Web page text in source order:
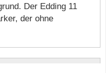
Der Edding 11
der ohne